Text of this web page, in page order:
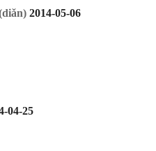
2014-05-06
04-25